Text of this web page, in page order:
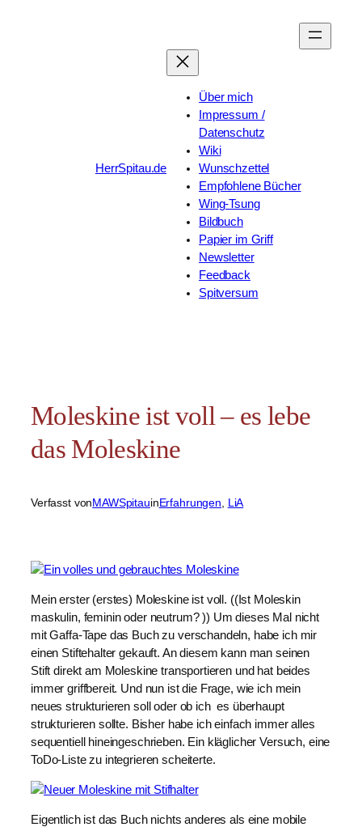
HerrSpitau.de
Über mich
Impressum /
Datenschutz
Wiki
Wunschzettel
Empfohlene Bücher
Wing-Tsung
Bildbuch
Papier im Griff
Newsletter
Feedback
Spitversum
Moleskine ist voll – es lebe
das Moleskine
Verfasst vonMAWSpitauinErfahrungen, LiA
Mein erster (erstes) Moleskine ist voll. ((Ist Moleskin
maskulin, feminin oder neutrum? )) Um dieses Mal nicht
mit Gaffa-Tape das Buch zu verschandeln, habe ich mir
einen Stiftehalter gekauft. An diesem kann man seinen
Stift direkt am Moleskine transportieren und hat beides
immer griffbereit. Und nun ist die Frage, wie ich mein
neues strukturieren soll oder ob ich es überhaupt
strukturieren sollte. Bisher habe ich einfach immer alles
sequentiell hineingeschrieben. Ein kläglicher Versuch, eine
ToDo-Liste zu integrieren scheiterte.
Eigentlich ist das Buch nichts anderes als eine mobile